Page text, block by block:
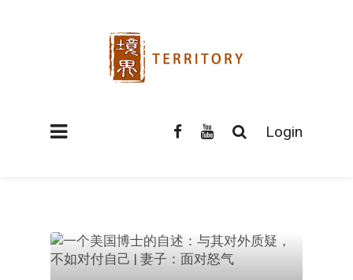
Login